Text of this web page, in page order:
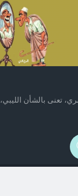
تعنى بالشأن الليبي،